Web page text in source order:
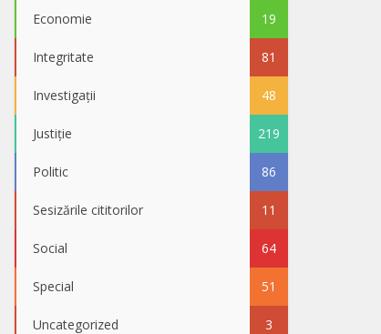
Economie 19
Integritate 81
Investigații 48
Justiție 219
Politic 86
Sesizările cititorilor 11
Social 64
Special 51
Uncategorized 3